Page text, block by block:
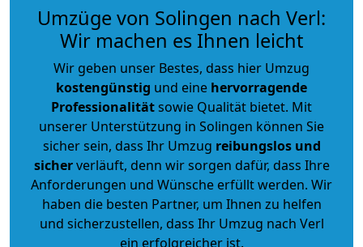
Umzüge von Solingen nach Verl:
Wir machen es Ihnen leicht
Wir geben unser Bestes, dass hier Umzug
kostengünstig und eine hervorragende
Professionalitätsowie Qualität bietet. Mit
unserer Unterstützung in Solingen können Sie
sicher sein, dass Ihr Umzug reibungslos und
sicherverläuft, denn wir sorgen dafür, dass Ihre
Anforderungen und Wünsche erfüllt werden. Wir
haben die besten Partner, um Ihnen zu helfen
und sicherzustellen, dass Ihr Umzug nach Verl
ein erfolgreicher ist.